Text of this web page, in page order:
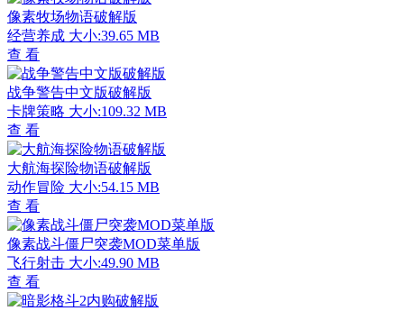
像素牧场物语破解版
经营养成 大小:39.65 MB
查 看
战争警告中文版破解版
卡牌策略 大小:109.32 MB
查 看
大航海探险物语破解版
动作冒险 大小:54.15 MB
查 看
像素战斗僵尸突袭MOD菜单版
飞行射击 大小:49.90 MB
查 看